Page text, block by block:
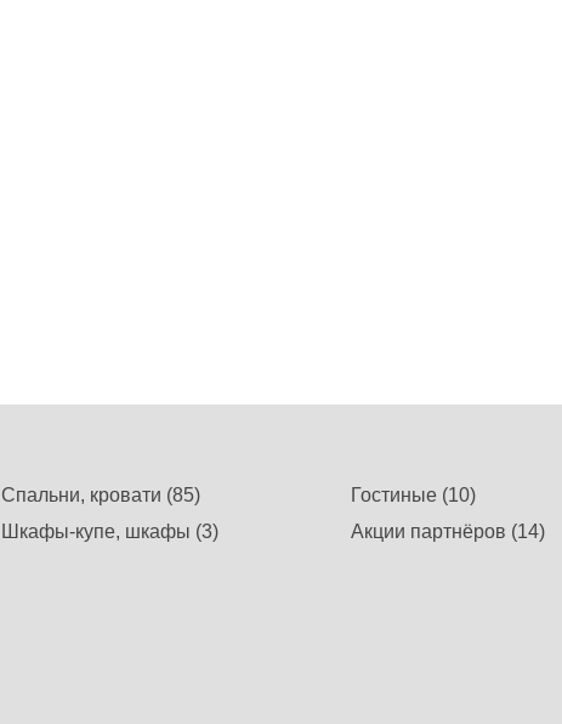
Спальни, кровати (85)
Гостиные (10)
Шкафы-купе, шкафы (3) Акции партнёров (14)